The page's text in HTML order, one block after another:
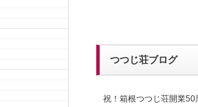
つつじ荘ブログ
祝！箱根つつじ荘開業50